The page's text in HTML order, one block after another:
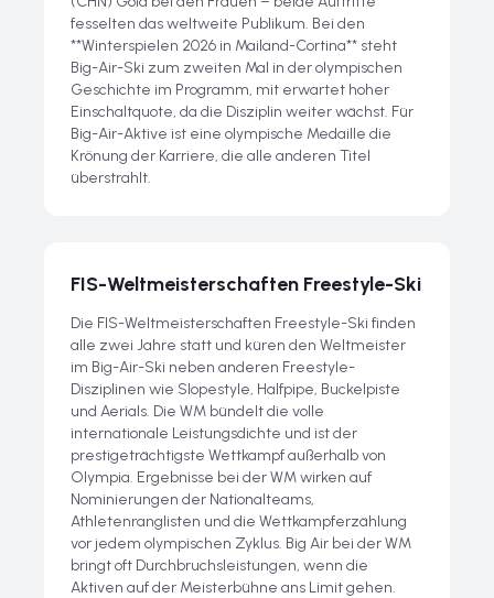
fesselten das weltweite Publikum. Bei den
**Winterspielen 2026 in Mailand-Cortina** steht
Big-Air-Ski zum zweiten Mal in der olympischen
Geschichte im Programm, mit erwartet hoher
Einschaltquote, da die Disziplin weiter wächst. Für
Big-Air-Aktive ist eine olympische Medaille die
Krönung der Karriere, die alle anderen Titel
überstrahlt.
FIS-Weltmeisterschaften Freestyle-Ski
Die FIS-Weltmeisterschaften Freestyle-Ski finden
alle zwei Jahre statt und küren den Weltmeister
im Big-Air-Ski neben anderen Freestyle-
Disziplinen wie Slopestyle, Halfpipe, Buckelpiste
und Aerials. Die WM bündelt die volle
internationale Leistungsdichte und ist der
prestigeträchtigste Wettkampf außerhalb von
Olympia. Ergebnisse bei der WM wirken auf
Nominierungen der Nationalteams,
Athletenranglisten und die Wettkampferzählung
vor jedem olympischen Zyklus. Big Air bei der WM
bringt oft Durchbruchsleistungen, wenn die
Aktiven auf der Meisterbühne ans Limit gehen.